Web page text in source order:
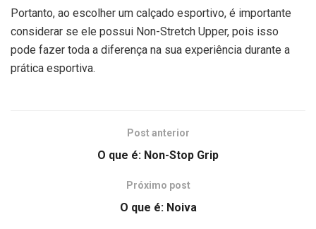
Portanto, ao escolher um calçado esportivo, é importante
considerar se ele possui Non-Stretch Upper, pois isso
pode fazer toda a diferença na sua experiência durante a
prática esportiva.
Post anterior
O que é: Non-Stop Grip
Próximo post
O que é: Noiva